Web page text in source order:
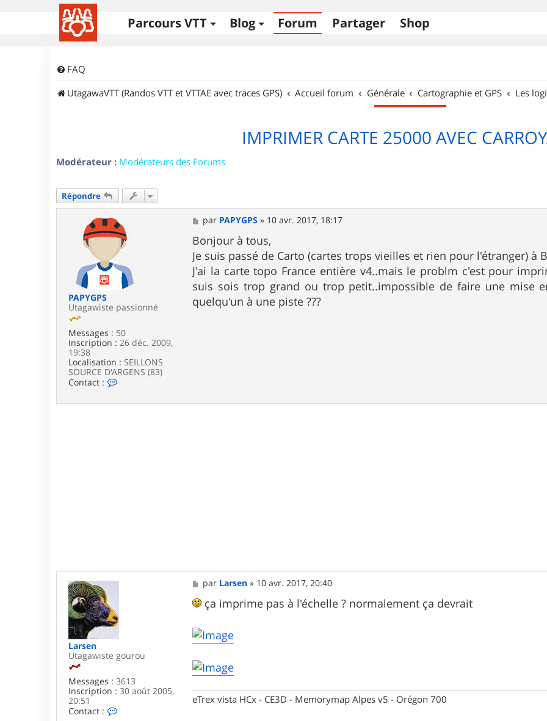
Parcours VTT Blog Forum Partager Shop
FAQ
UtagawaVTT (Randos VTT et VTTAE avec traces GPS)
Accueil forum Générale Cartographie et GPS Les
IMPRIMER CARTE 25000 AVEC
Modérateur : Modérateurs des Forums
Répondre
PAPYGPS
Utagawiste passionné
Messages : 50
Inscription : 26 déc. 2009,
19:38
Localisation : SEILLONS
SOURCE D'ARGENS (83)
Contact :
M
e
s
s
a
g
e
par PAPYGPS » 10 avr. 2017, 18:17
Bonjour à tous,
Je suis passé de Carto (cartes trops vieilles et rien pour l'étranger) à
J'ai la carte topo France entière v4..mais le problm c'est pour
suis sois trop grand ou trop petit..impossible de faire une mise
quelqu'un à une piste ???
Larsen
Utagawiste gourou
Messages : 3613
Inscription : 30 août 2005,
20:51
Contact :
M
e
s
g
e
par Larsen » 10 avr. 2017, 20:40
ça imprime pas à l'échelle ? normalement ça devrait
eTrex vista HCx - CE3D - Memorymap Alpes v5 - Orégon 700